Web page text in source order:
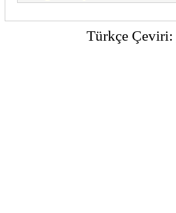
Türkçe Çeviri: